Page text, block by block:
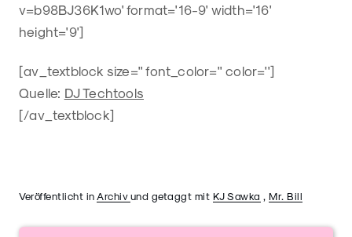
v=b98BJ36K1wo' format='16-9' width='16'
height='9']
[av_textblock size='' font_color='' color='']
Quelle: DJ Techtools
[/av_textblock]
Veröffentlicht in Archiv und getaggt mit KJ Sawka Mr. Bill